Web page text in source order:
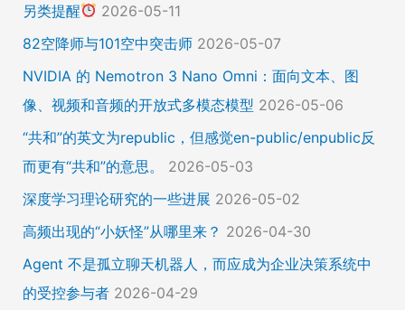
另类提醒
2026-05-11
82空降师与101空中突击师 2026-05-07
NVIDIA 的 Nemotron 3 Nano Omni：面向文本、图
像、视频和音频的开放式多模态模型 2026-05-06
“共和”的英文为republic，但感觉en-public/enpublic反
而更有“共和”的意思。
2026-05-03
深度学习理论研究的一些进展 2026-05-02
高频出现的“小妖怪”从哪里来？ 2026-04-30
Agent 不是孤立聊天机器人，而应成为企业决策系统中
的受控参与者 2026-04-29